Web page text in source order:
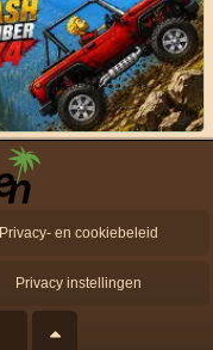
Privacy- en cookiebeleid
Privacy instellingen